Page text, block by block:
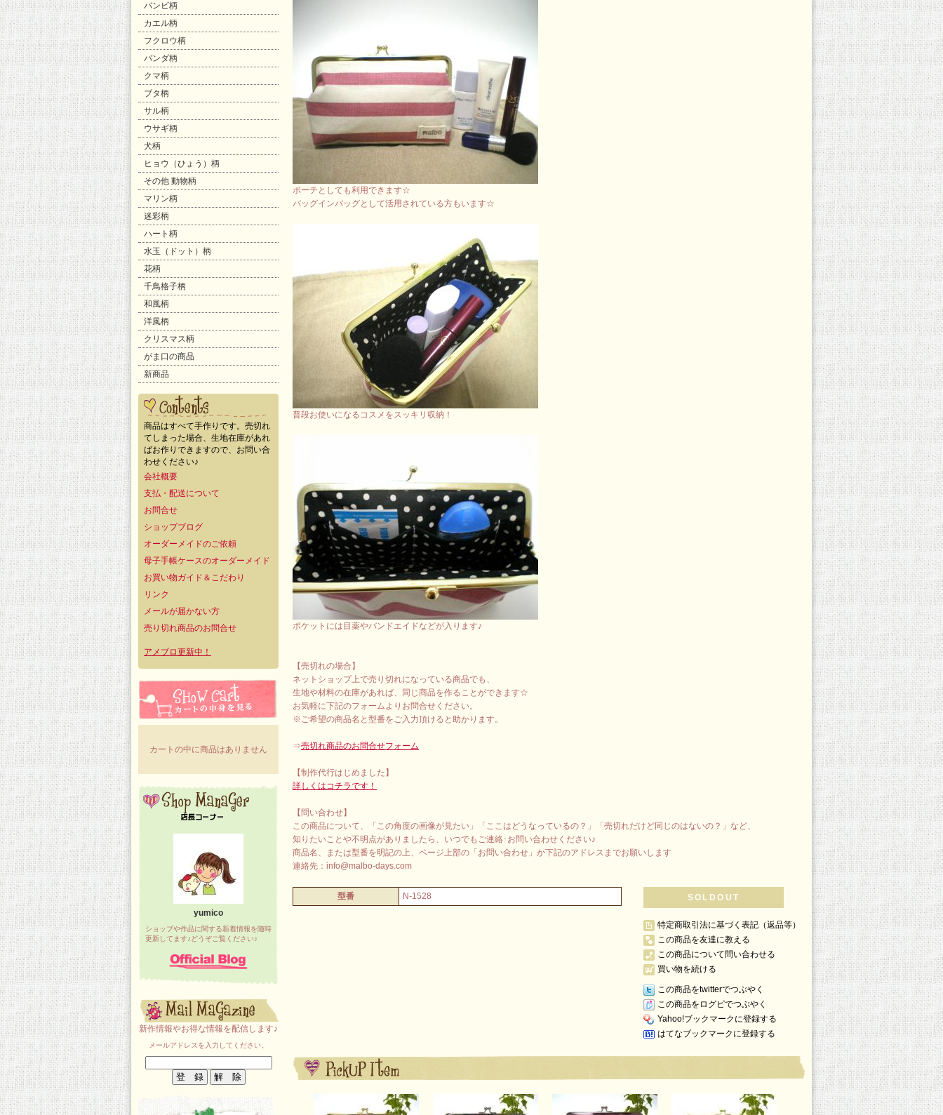
バンビ柄
カエル柄
フクロウ柄
パンダ柄
クマ柄
ブタ柄
サル柄
ウサギ柄
犬柄
ヒョウ（ひょう）柄
その他 動物柄
マリン柄
迷彩柄
ハート柄
水玉（ドット）柄
花柄
千鳥格子柄
和風柄
洋風柄
クリスマス柄
がま口の商品
新商品
商品はすべて手作りです。売切れ
てしまった場合、生地在庫があれ
ばお作りできますので、お問い合
わせください♪
会社概要
支払・配送について
お問合せ
ショップブログ
オーダーメイドのご依頼
母子手帳ケースのオーダーメイド
お買い物ガイド＆こだわり
リンク
メールが届かない方
売り切れ商品のお問合せ
アメブロ更新中！
カートの中に商品はありません
yumico
ショップや作品に関する新着情報を随時
更新してます♪どうぞご覧ください♪
新作情報やお得な情報を配信します♪
メールアドレスを入力してください。
ポーチとしても利用できます☆
バッグインバッグとして活用されている方もいます☆
普段お使いになるコスメをスッキリ収納！
ポケットには目薬やバンドエイドなどが入ります♪
【売切れの場合】
ネットショップ上で売り切れになっている商品でも、
生地や材料の在庫があれば、同じ商品を作ることができます☆
お気軽に下記のフォームよりお問合せください。
※ご希望の商品名と型番をご入力頂けると助かります。
⇒売切れ商品のお問合せフォーム
【制作代行はじめました】
詳しくはコチラです！
【問い合わせ】
この商品について、「この角度の画像が見たい」「ここはどうなっているの？」「売切れだけど同じのはないの？」など、
知りたいことや不明点がありましたら、いつでもご連絡･お問い合わせください♪
商品名、または型番を明記の上、ページ上部の「お問い合わせ」か下記のアドレスまでお願いします
連絡先：info@malbo-days.com
型番 N-1528 SOLDOUT
特定商取引法に基づく表記（返品等）
この商品を友達に教える
この商品について問い合わせる
買い物を続ける
この商品をtwitterでつぶやく
この商品をログピでつぶやく
Yahoo!ブックマークに登録する
はてなブックマークに登録する